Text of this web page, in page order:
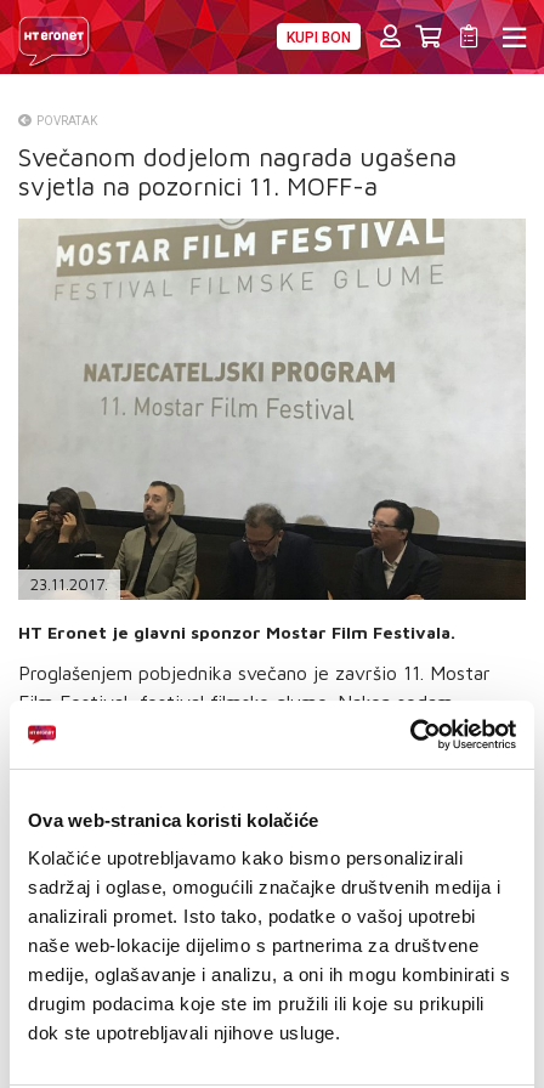
Ova web-stranica koristi kolačiće
Kolačiće upotrebljavamo kako bismo personalizirali
sadržaj i oglase, omogućili značajke društvenih medija i
analizirali promet. Isto tako, podatke o vašoj upotrebi
naše web-lokacije dijelimo s partnerima za društvene
medije, oglašavanje i analizu, a oni ih mogu kombinirati s
drugim podacima koje ste im pružili ili koje su prikupili
dok ste upotrebljavali njihove usluge.
KUPI BON
O NAMA
NATJEČAJI
KONTAKTI
E-RAČUN
PODRŠKA
TELEFONSKI IMENIK
POVRATAK
Svečanom dodjelom nagrada ugašena
svjetla na pozornici 11. MOFF-a
23.11.2017.
HT Eronet je glavni sponzor Mostar Film Festivala.
Proglašenjem pobjednika svečano je završio 11. Mostar
Film Festival, festival filmske glume. Nakon sedam
festivalskih dana i 40 filmova iz 25 zemalja, nagrade za
Žiri natjecateljskog programa u sastavu: predsjednik žirija
bh. producent Almir Šahinović, hrvatski glumac Stjepan
Perić, direktor festivala u Nišu Dejan Dabić i mladi
hrvatski reditelj Ivan Leo Lemo proglasili su najbolja
glumačka ostvarenja natjecateljskog dijela programa.
Nagradu za najbolju žensku ulogu dobila je Mirjana
je nagrada za najbolju mušku ulogu otišla Emiru